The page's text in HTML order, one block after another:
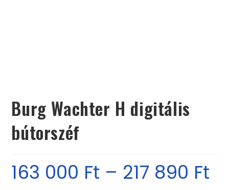
Burg Wachter H digitális
bútorszéf
163 000 Ft – 217 890 Ft